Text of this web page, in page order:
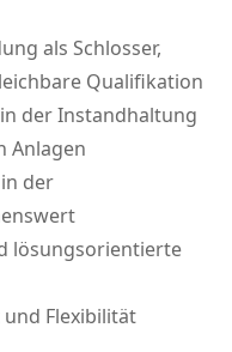
als Schlosser,
Qualifikation
der Instandhaltung
Anlagen
der
lösungsorientierte
Flexibilität